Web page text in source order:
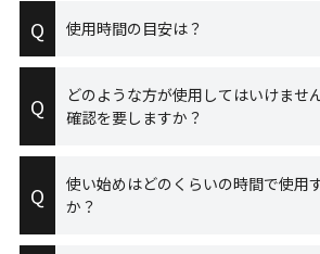
Q 使用時間の目安は？
Q
どのような方が使用してはいけませ
確認を要しますか？
Q
使い始めはどのくらいの時間で使用
か？